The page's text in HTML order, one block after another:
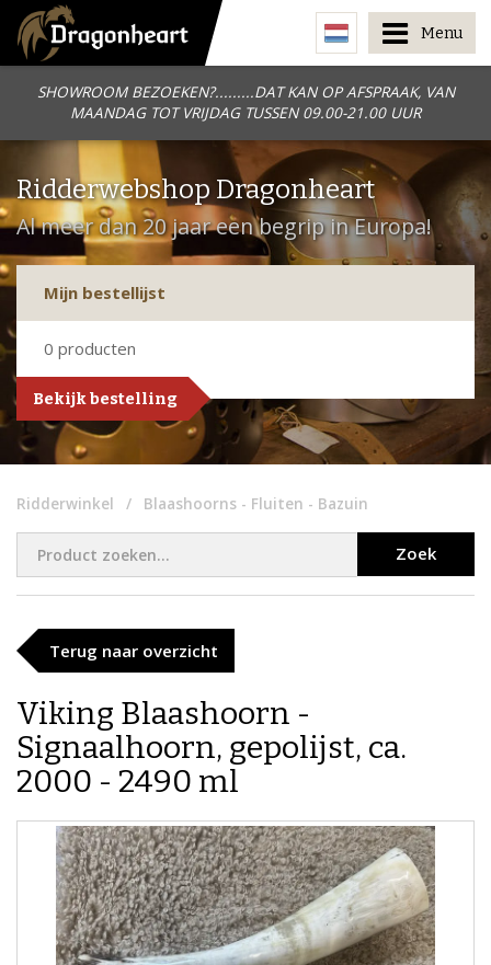
SHOWROOM BEZOEKEN?.........DAT KAN OP AFSPRAAK, VAN
MAANDAG TOT VRIJDAG TUSSEN 09.00-21.00 UUR
Menu
Ridderwebshop Dragonheart
Al meer dan 20 jaar een begrip in Europa!
Mijn bestellijst
0 producten
Bekijk bestelling
Ridderwinkel Blaashoorns - Fluiten - Bazuin
Zoek
Terug naar overzicht
Viking Blaashoorn -
Signaalhoorn, gepolijst, ca.
2000 - 2490 ml